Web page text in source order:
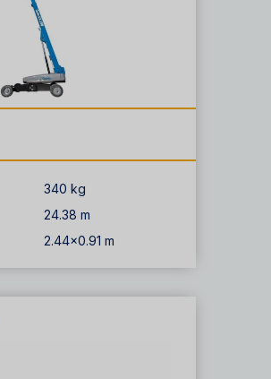
340 kg
24.38 m
2.44x0.91 m